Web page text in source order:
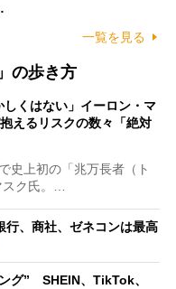
一覧を見る
の歩き方
しくはない」イーロン・マ
えるリスクの数々「絶対
史上初の「兆万長者（ト
ク氏。…
行、商社、ゼネコンは最高
グ” SHEIN、TikTok、